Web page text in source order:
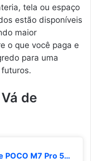
tela ou espaço
estão disponíveis
maior
o que você paga e
para uma
de
Xiaomi Smartphone POCO M7 Pro 5G 256GB | 8GB/12GB RAM | Processador Ultra Potente Dimensity 7025 | Tela AMOLED FHD+ 120Hz com Proteção Ocular | Bateria 5110mAh com 45W Turbo Charge (Verde, 8+256GB)